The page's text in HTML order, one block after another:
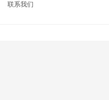
联系我们